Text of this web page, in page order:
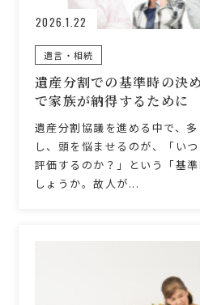
2026.1.22
遺言・相続
遺産分割での基準時の決
で家族が納得するために
遺産分割協議を進める中で、
し、頭を悩ませるのが、「い
評価するのか？」という「基
しょうか。故人が...